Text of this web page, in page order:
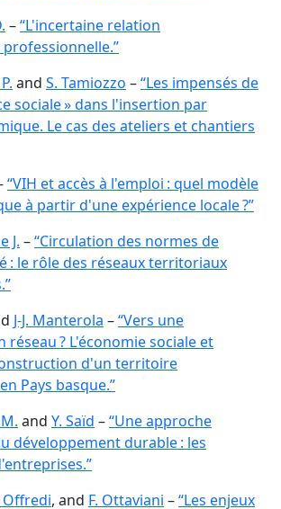
–“L'incertaine relation
and S. Tamiozzo –“Les impensés de
sociale » dans l'insertion par
Le cas des ateliers et chantiers
“VIH et accès à l'emploi : quel modèle
à partir d'une expérience locale ?”
J. –“Circulation des normes de
: le rôle des réseaux territoriaux
J-J. Manterola –“Vers une
réseau ? L'économie sociale et
d'un territoire
Pays basque.”
and Y. Saïd –“Une approche
développement durable : les
Offredi, and F. Ottaviani –“Les enjeux